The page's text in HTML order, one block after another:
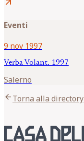
arrow_outward
Eventi
9 nov 1997
Verba Volant. 1997
Salerno
arrow_backTorna alla directory